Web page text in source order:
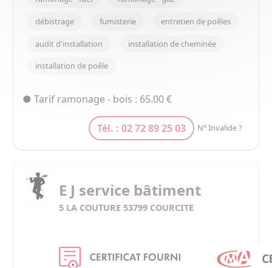
- Réhabilitation des conduits de fumées
- Test d’étanchéité et Inspection vidéo
débistrage fumisterie entretien de poêles
audit d'installation installation de cheminée
installation de poêle
● Tarif ramonage - bois : 65.00 €
Tél. : 02 72 89 25 03 N° Invalide ?
E J service bâtiment
5 LA COUTURE 53799 COURCITE